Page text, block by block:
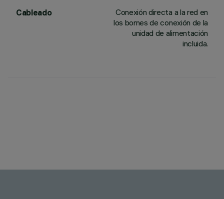
Cableado
Conexión directa a la red en
los bornes de conexión de la
unidad de alimentación
incluida.